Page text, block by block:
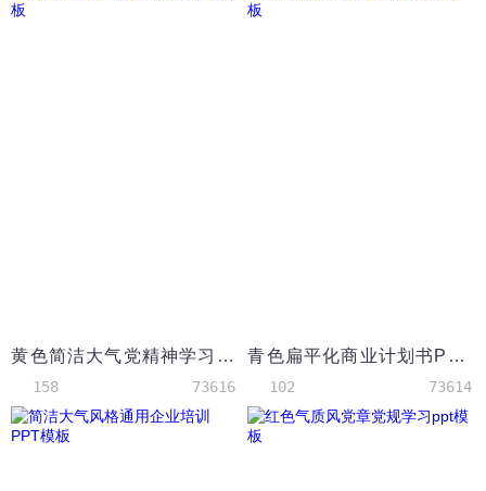
黄色简洁大气党精神学习ppt模板
158 73616
青色扁平化商业计划书PPT模板
102 73614